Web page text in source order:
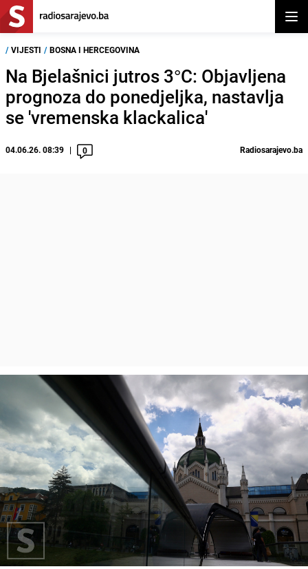
/ VIJESTI / BOSNA I HERCEGOVINA
Na Bjelašnici jutros 3°C: Objavljena
prognoza do ponedjeljka, nastavlja
se 'vremenska klackalica'
04.06.26. 08:39 0 Radiosarajevo.ba